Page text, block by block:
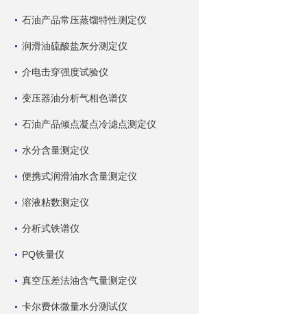
石油产品常压蒸馏特性测定仪
润滑油硫酸盐灰分测定仪
介电击穿强度试验仪
变压器油分析气相色谱仪
石油产品倾点凝点冷滤点测定仪
水分含量测定仪
便携式润滑油水含量测定仪
溶液粘数测定仪
分析式铁谱仪
PQ铁量仪
真空压差法油含气量测定仪
卡尔费休微量水分测试仪